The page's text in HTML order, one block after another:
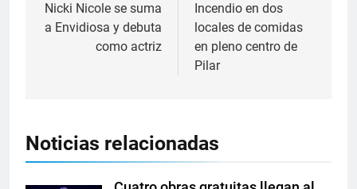
Nicki Nicole se suma
a Envidiosa y debuta
como actriz
Incendio en dos
locales de comidas
en pleno centro de
Pilar
Noticias relacionadas